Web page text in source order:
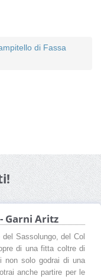
di Fassa
Garni Aritz
Sassolungo, del Col
di una fitta coltre di
non solo godrai di una
anche partire per le